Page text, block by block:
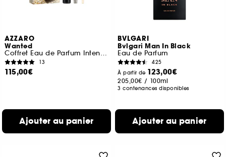
AZZARO
Wanted
Coffret Eau de Parfum Intense, Gel Cheveux & Corps et Format Voyage
13
115,00€
Ajouter au panier
BVLGARI
Bvlgari Man In Black
Eau de Parfum
425
À partir de 123,00€
205,00€ / 100ml
3 contenances disponibles
Ajouter au panier